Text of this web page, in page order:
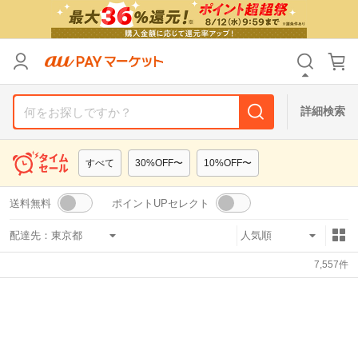
詳細検索
すべて 30%OFF〜 10%OFF〜
送料無料 ポイントUPセレクト
配達先：
7,557件
カテゴリ すべて
すべて
支払い方法 すべて
その他の条件
送料無料 タイムセール
Pontaパス特典対象すべて ポイントUPセレクトのみ
リセット
カテゴリ すべて
すべて
支払い方法 すべて
その他の条件
送料無料 タイムセール
Pontaパス特典対象すべて ポイントUPセレクトのみ